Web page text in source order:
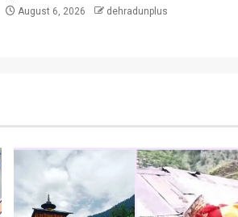
August 6, 2026 dehradunplus